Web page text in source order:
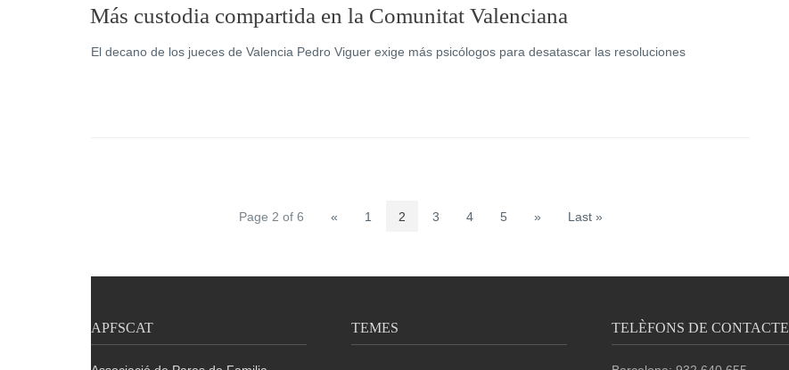
Más custodia compartida en la Comunitat Valenciana
El decano de los jueces de Valencia Pedro Viguer exige más psicólogos para desatascar las resoluciones
Page 2 of 6 « 1 2 3 4 5 » Last »
APFSCAT TEMES TELÈFONS DE CONTACTE